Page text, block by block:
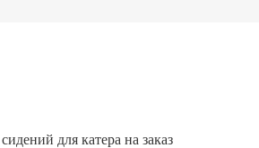
для катера на заказ